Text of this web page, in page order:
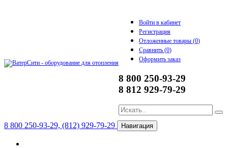
Войти в кабинет
Регистрация
Отложенные товары (0)
Сравнить (0)
Оформить заказ
8 800 250-93-29
8 812 929-79-29
8 800 250-93-29, (812) 929-79-29 Навигация